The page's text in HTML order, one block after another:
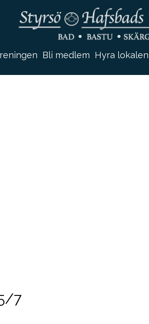
Bli medlem Hyra lokalen
7